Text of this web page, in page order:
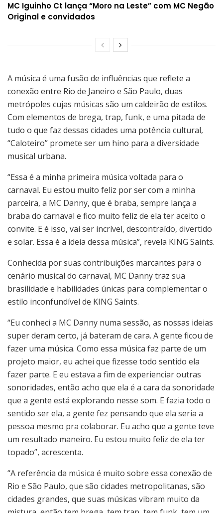
MC Iguinho Ct lança “Moro na Leste” com MC Negão
Original e convidados
A música é uma fusão de influências que reflete a
conexão entre Rio de Janeiro e São Paulo, duas
metrópoles cujas músicas são um caldeirão de estilos.
Com elementos de brega, trap, funk, e uma pitada de
tudo o que faz dessas cidades uma potência cultural,
“Caloteiro” promete ser um hino para a diversidade
musical urbana.
“Essa é a minha primeira música voltada para o
carnaval. Eu estou muito feliz por ser com a minha
parceira, a MC Danny, que é braba, sempre lança a
braba do carnaval e fico muito feliz de ela ter aceito o
convite. E é isso, vai ser incrível, descontraído, divertido
e solar. Essa é a ideia dessa música”, revela KING Saints.
Conhecida por suas contribuições marcantes para o
cenário musical do carnaval, MC Danny traz sua
brasilidade e habilidades únicas para complementar o
estilo inconfundível de KING Saints.
“Eu conheci a MC Danny numa sessão, as nossas ideias
super deram certo, já bateram de cara. A gente ficou de
fazer uma música. Como essa música faz parte de um
projeto maior, eu achei que fizesse todo sentido ela
fazer parte. E eu estava a fim de experienciar outras
sonoridades, então acho que ela é a cara da sonoridade
que a gente está explorando nesse som. E fazia todo o
sentido ser ela, a gente fez pensando que ela seria a
pessoa mesmo pra colaborar. Eu acho que a gente teve
um resultado maneiro. Eu estou muito feliz de ela ter
topado”, acrescenta.
“A referência da música é muito sobre essa conexão de
Rio e São Paulo, que são cidades metropolitanas, são
cidades grandes, que suas músicas vibram muito da